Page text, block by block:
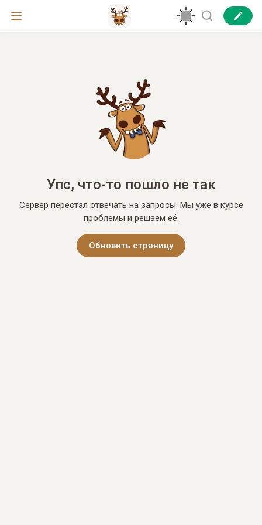
Упс, что-то пошло не так
Сервер перестал отвечать на запросы. Мы уже в курсе
проблемы и решаем её.
Обновить страницу